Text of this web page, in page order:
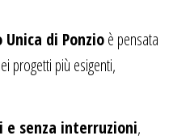
di Ponzioè pensata
progetti più esigenti,
e senza interruzioni,